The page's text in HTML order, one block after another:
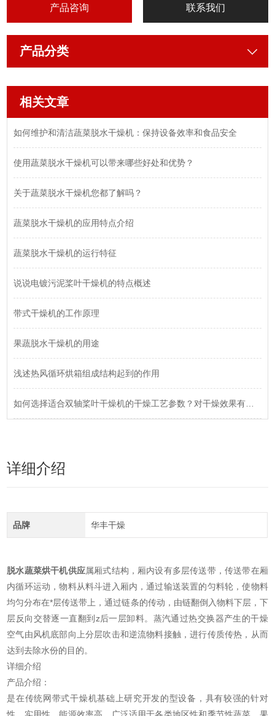
产品咨询 联系我们
产品分类
相关文章
如何维护和清洁蔬菜脱水干燥机：保持设备效率和食品安全
使用蔬菜脱水干燥机可以带来哪些好处和优势？
关于蔬菜脱水干燥机您都了解吗？
蔬菜脱水干燥机的应用特点介绍
蔬菜脱水干燥机的运行特征
说说电镀污泥桨叶干燥机的特点概述
带式干燥机的工作原理
果蔬脱水干燥机的用途
浅述热风循环烘箱组成结构起到的作用
如何选择适合双轴桨叶干燥机的干燥工艺参数？对干燥效果有何影响？
详细介绍
品牌 华丰干燥
脱水蔬菜烘干机供应属厢式结构，厢内设有多层传送带，传送带在厢
内循环运动，物料从料斗进入厢内，通过输送装置的匀料轮，使物料
均匀分布在*层传送带上，通过链条的传动，由链翻倒入物料下层，下
层反向交替逐一直翻到z后一层卸料。蒸汽通过热交换器产生的干燥
空气由风机底部向上分层吹击和逆流物料接触，进行传质传热，从而
达到去除水份的目的。
详细介绍
产品介绍：
是在传统网带式干燥机基础上研究开发的型设备，具有较强的针对